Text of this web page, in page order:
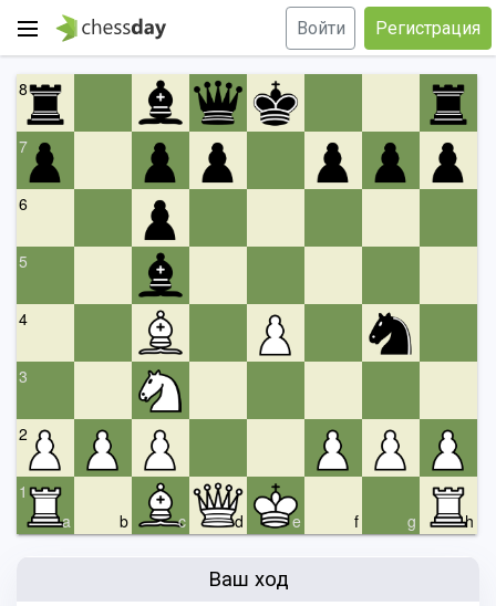
Войти Регистрация
8
7
6
5
4
3
2
a
1
b
c d e f g h
Ваш ход